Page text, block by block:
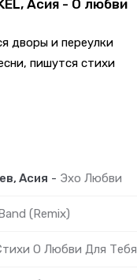
Асия - О любви
дворы и переулки
пишутся стихи
Асия - Эхо Любви
(Remix)
О Любви Для Тебя